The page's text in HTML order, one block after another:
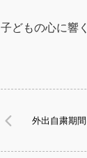
子どもの心に響
外出自粛期